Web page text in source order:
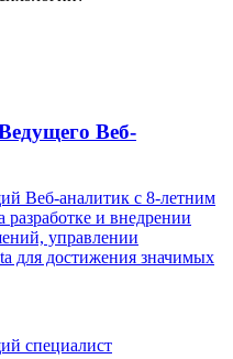
Веб-
Веб-аналитик с 8-летним
и внедрении
управлении
для достижения значимых
специалист